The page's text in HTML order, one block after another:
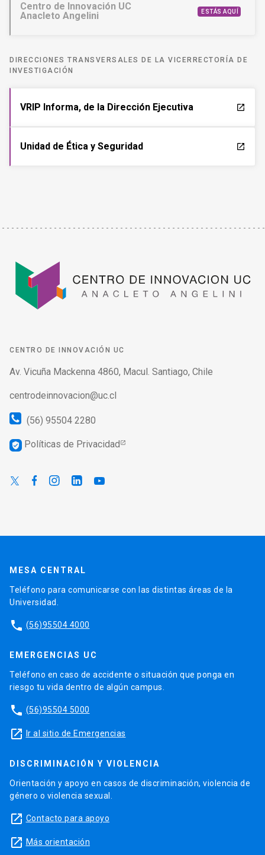
Centro de Innovación UC
Anacleto Angelini
ESTÁS AQUÍ
DIRECCIONES TRANSVERSALES DE LA VICERRECTORÍA DE
INVESTIGACIÓN
VRIP Informa, de la Dirección Ejecutiva launch
Unidad de Ética y Seguridad launch
CENTRO DE INNOVACIÓN UC
Av. Vicuña Mackenna 4860, Macul. Santiago, Chile
centrodeinnovacion@uc.cl
(56) 95504 2280
verified_user Políticas de Privacidad
MESA CENTRAL
Teléfono para comunicarse con las distintas áreas de la
Universidad.
phone (56)95504 4000
EMERGENCIAS UC
Teléfono en caso de accidente o situación que ponga en
riesgo tu vida dentro de algún campus.
phone (56)95504 5000
launch Ir al sitio de Emergencias
DISCRIMINACIÓN Y VIOLENCIA
Orientación y apoyo en casos de discriminación, violencia de
género o violencia sexual.
launch Contacto para apoyo
launch Más orientación